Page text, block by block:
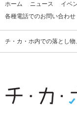
ホーム ニュース イベ
各種電話でのお問い合わせ
チ・カ・ホ内での落とし